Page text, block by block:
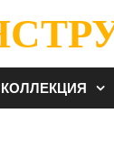
КОЛЛЕКЦИЯ